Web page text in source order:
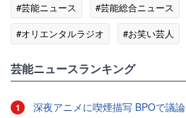
#芸能ニュース #芸能総合ニュース
#オリエンタルラジオ
#お笑い芸人
芸能ニュースランキング
1 深夜アニメに喫煙描写 BPOで議論